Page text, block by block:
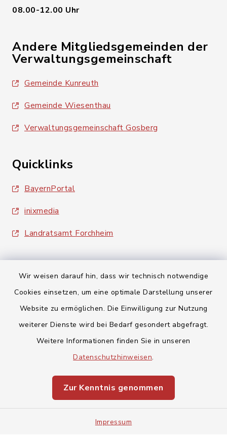
Wir weisen darauf hin, dass wir technisch notwendige
Cookies einsetzen, um eine optimale Darstellung unserer
Website zu ermöglichen. Die Einwilligung zur Nutzung
weiterer Dienste wird bei Bedarf gesondert abgefragt.
Weitere Informationen finden Sie in unseren
Datenschutzhinweisen.
Zur Kenntnis genommen
Impressum
08.00-12.00 Uhr
Andere Mitgliedsgemeinden der
Verwaltungsgemeinschaft
Gemeinde Kunreuth
Gemeinde Wiesenthau
Verwaltungsgemeinschaft Gosberg
Quicklinks
BayernPortal
inixmedia
Landratsamt Forchheim
Kontakt
Datenschutz
Impressum